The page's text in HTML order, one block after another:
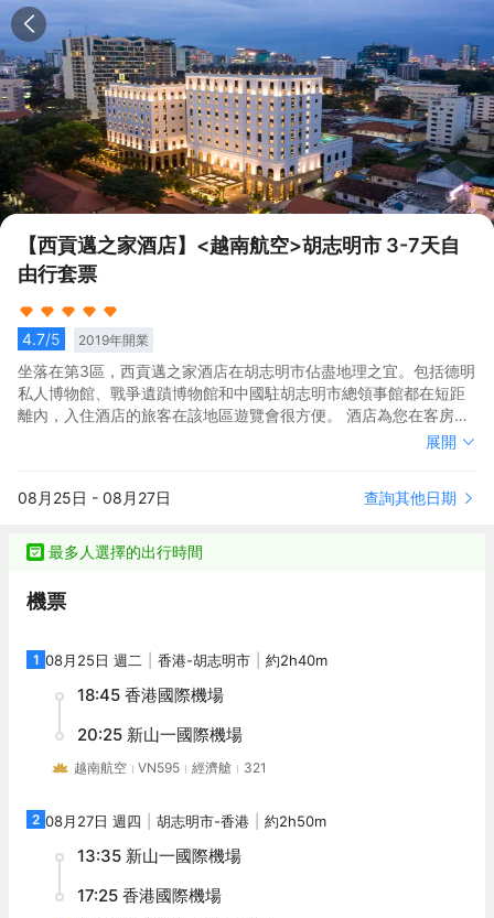
【西貢邁之家酒店】<越南航空>胡志明市 3-7天自
由行套票
4.7/5 2019年開業
坐落在第3區，西貢邁之家酒店在胡志明市佔盡地理之宜。包括德明
私人博物館、戰爭遺蹟博物館和中國駐胡志明市總領事館都在短距
離內，入住酒店的旅客在該地區遊覽會很方便。 酒店為您在客房內
配備了熨衣設備、房內保險箱和空調，所有入住的客人均可便捷的
賓至如歸的享受。餐廳方面，酒店為旅客提供種類繁多的選擇，包
吧點上一杯，在優雅的氛圍中小酌一番。貼心的送餐服務可以滿足
挑剔的味蕾，附近La Cuisine（法國菜）的紅酒燴牛排、THE
GARLIK RESTAURANT（越南菜）的古法煎魚Cha Ca和Home
的服務和室內泳池一流的設施，會讓您擁有別樣的體驗。酒店設有
務預訂服務，讓旅客能享受一個無憂無慮的旅居體驗。
坐落在第3區，西貢邁之家酒店在胡志明市佔盡地理之宜。包括德明
配備了熨衣設備、房內保險箱和空調，所有入住的客人均可便捷的
的飲水需求。浴室內提供拖鞋、24小時熱水和吹風機，讓您感受到
括中餐廳、西餐廳和日式餐廳，讓您可飽嘗各色佳餚。您可以在酒
吧點上一杯，在優雅的氛圍中小酌一番。貼心的送餐服務可以滿足
挑剔的味蕾，附近La Cuisine（法國菜）的紅酒燴牛排、THE
Finest（越南菜）的咖喱雞或許能勾起您的食慾。 相信按摩室周到
的服務和室內泳池一流的設施，會讓您擁有別樣的體驗。酒店設有
會議廳和商務中心，為旅客提供高品質的商務服務。便捷的旅遊票
務預訂服務，讓旅客能享受一個無憂無慮的旅居體驗。
展開
08月25日 - 08月27日 查詢其他日期
最多人選擇的出行時間
機票
1 08月25日 週二 香港-胡志明市 約2h40m
18:45 香港國際機場
20:25 新山一國際機場
越南航空 VN595 經濟艙 321
2 08月27日 週四 胡志明市-香港 約2h50m
13:35 新山一國際機場
17:25 香港國際機場